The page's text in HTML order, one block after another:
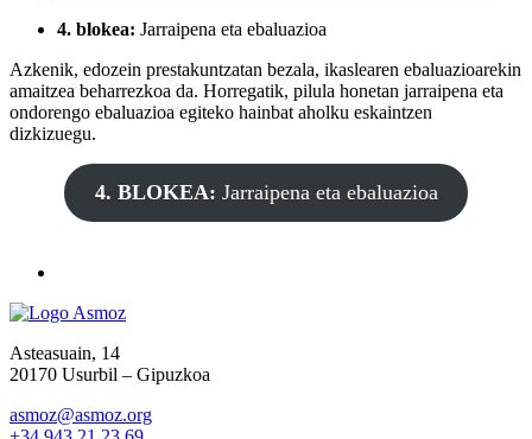
4. blokea: Jarraipena eta ebaluazioa
Azkenik, edozein prestakuntzatan bezala, ikaslearen ebaluazioarekin
amaitzea beharrezkoa da. Horregatik, pilula honetan jarraipena eta
ondorengo ebaluazioa egiteko hainbat aholku eskaintzen
dizkizuegu.
4. BLOKEA: Jarraipena eta ebaluazioa
Asteasuain, 14
20170 Usurbil – Gipuzkoa
asmoz@asmoz.org